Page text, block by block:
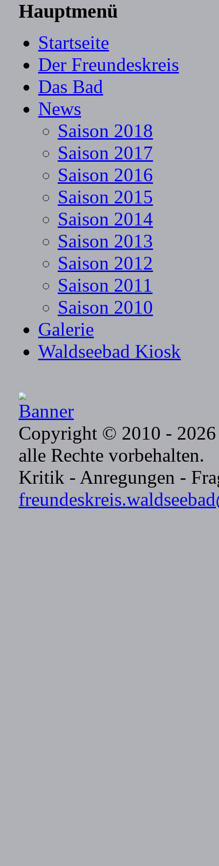
Hauptmenü
Startseite
Der Freundeskreis
Das Bad
News
Saison 2018
Saison 2017
Saison 2016
Saison 2015
Saison 2014
Saison 2013
Saison 2012
Saison 2011
Saison 2010
Galerie
Waldseebad Kiosk
Copyright © 2010 - 2026
alle Rechte vorbehalten.
Kritik - Anregungen -